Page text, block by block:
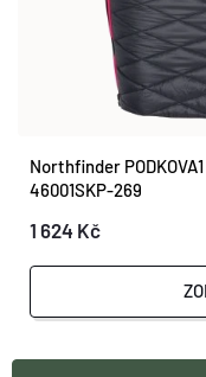
Northfinder
46001SKP-269
1 624 Kč